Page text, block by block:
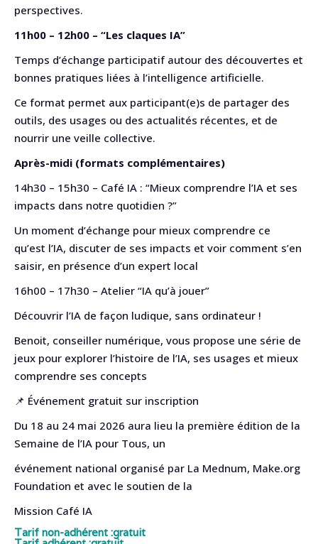
perspectives.
11h00 – 12h00 – “Les claques IA”
Temps d’échange participatif autour des découvertes et
bonnes pratiques liées à l’intelligence artificielle.
Ce format permet aux participant(e)s de partager des
outils, des usages ou des actualités récentes, et de
nourrir une veille collective.
Après-midi (formats complémentaires)
14h30 – 15h30 – Café IA : “Mieux comprendre l’IA et ses
impacts dans notre quotidien ?”
Un moment d’échange pour mieux comprendre ce
qu’est l’IA, discuter de ses impacts et voir comment s’en
saisir, en présence d’un expert local
16h00 – 17h30 – Atelier “IA qu’à jouer”
Découvrir l’IA de façon ludique, sans ordinateur !
Benoit, conseiller numérique, vous propose une série de
jeux pour explorer l’histoire de l’IA, ses usages et mieux
comprendre ses concepts
📌 Événement gratuit sur inscription
Du 18 au 24 mai 2026 aura lieu la première édition de la
Semaine de l’IA pour Tous, un
événement national organisé par La Mednum, Make.org
Foundation et avec le soutien de la
Mission Café IA
Tarif non-adhérent :gratuit